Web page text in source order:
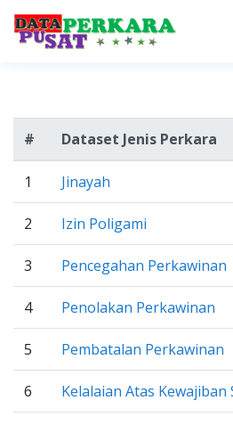
# Dataset Jenis Perkara
1 Jinayah
2 Izin Poligami
3 Pencegahan Perkawinan
4 Penolakan Perkawinan
5 Pembatalan Perkawinan
6 Kelalaian Atas Kewajiban